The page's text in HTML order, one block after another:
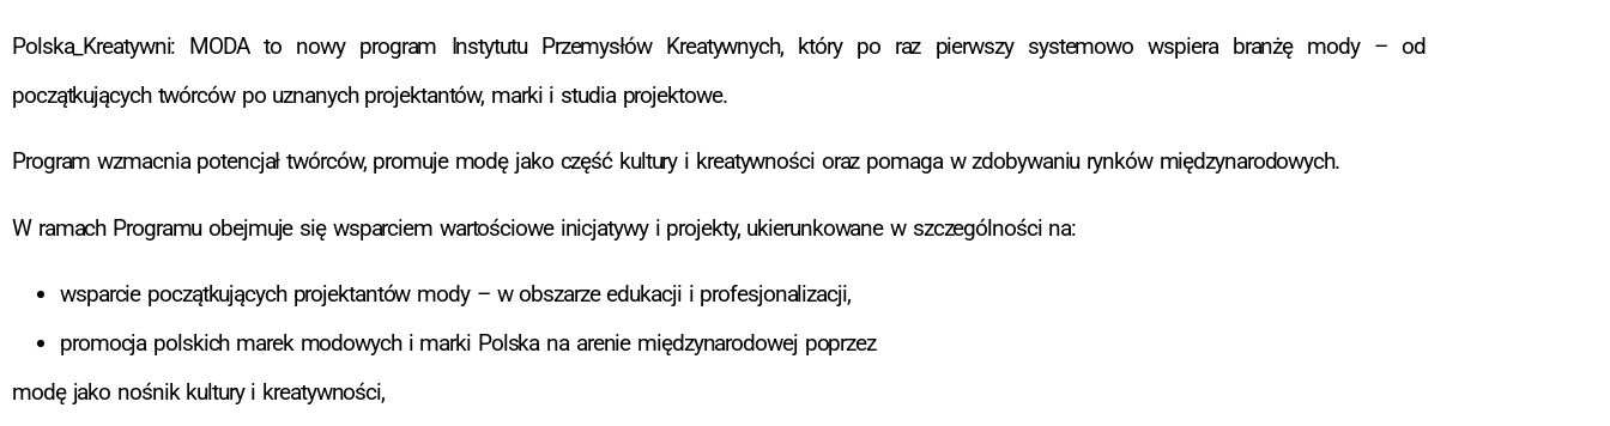
Polska_Kreatywni: MODA to nowy program Instytutu Przemysłów Kreatywnych, który po raz pierwszy systemowo wspiera branżę mody – od
początkujących twórców po uznanych projektantów, marki i studia projektowe.
Program wzmacnia potencjał twórców, promuje modę jako część kultury i kreatywności oraz pomaga w zdobywaniu rynków międzynarodowych.
W ramach Programu obejmuje się wsparciem wartościowe inicjatywy i projekty, ukierunkowane w szczególności na:
wsparcie początkujących projektantów mody – w obszarze edukacji i profesjonalizacji,
promocja polskich marek modowych i marki Polska na arenie międzynarodowej poprzez
modę jako nośnik kultury i kreatywności,